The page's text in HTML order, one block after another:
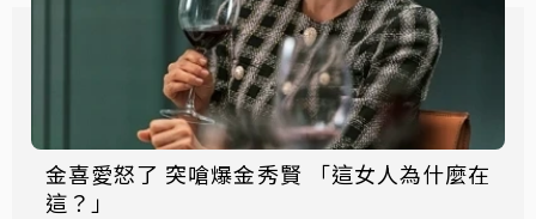
金喜愛怒了 突嗆爆金秀賢 「這女人為什麼在
這？」